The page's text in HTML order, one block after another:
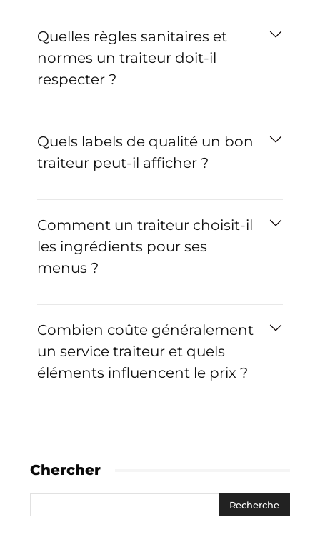
Quelles règles sanitaires et
normes un traiteur doit-il
respecter ?
Quels labels de qualité un bon
traiteur peut-il afficher ?
Comment un traiteur choisit-il
les ingrédients pour ses
menus ?
Combien coûte généralement
un service traiteur et quels
éléments influencent le prix ?
Chercher